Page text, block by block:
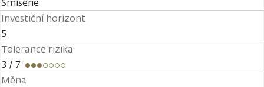
Investiční horizont
5
Tolerance rizika
3 / 7
Měna